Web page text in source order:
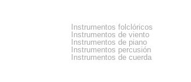
Instrumentos folclóricos
Instrumentos de viento
Instrumentos de piano
Instrumentos percusión
Instrumentos de cuerda